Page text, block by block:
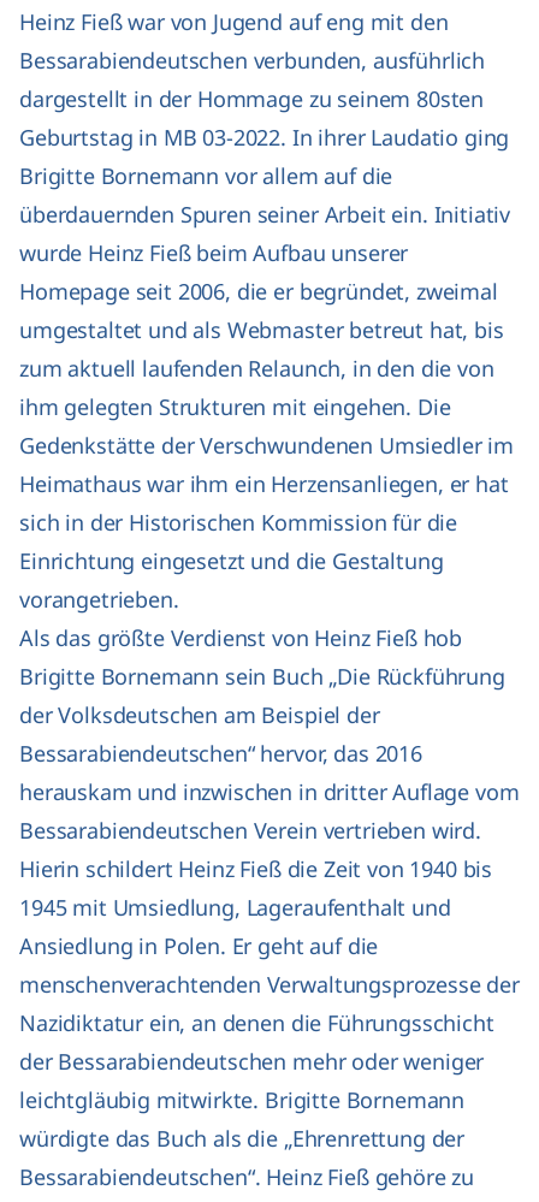
Heinz Fieß war von Jugend auf eng mit den
Bessarabiendeutschen verbunden, ausführlich
dargestellt in der Hommage zu seinem 80sten
Geburtstag in MB 03-2022. In ihrer Laudatio ging
Brigitte Bornemann vor allem auf die
überdauernden Spuren seiner Arbeit ein. Initiativ
wurde Heinz Fieß beim Aufbau unserer
Homepage seit 2006, die er begründet, zweimal
umgestaltet und als Webmaster betreut hat, bis
zum aktuell laufenden Relaunch, in den die von
ihm gelegten Strukturen mit eingehen. Die
Gedenkstätte der Verschwundenen Umsiedler im
Heimathaus war ihm ein Herzensanliegen, er hat
sich in der Historischen Kommission für die
Einrichtung eingesetzt und die Gestaltung
vorangetrieben.
Als das größte Verdienst von Heinz Fieß hob
Brigitte Bornemann sein Buch „Die Rückführung
der Volksdeutschen am Beispiel der
Bessarabiendeutschen“ hervor, das 2016
herauskam und inzwischen in dritter Auflage vom
Bessarabiendeutschen Verein vertrieben wird.
Hierin schildert Heinz Fieß die Zeit von 1940 bis
1945 mit Umsiedlung, Lageraufenthalt und
Ansiedlung in Polen. Er geht auf die
menschenverachtenden Verwaltungsprozesse der
Nazidiktatur ein, an denen die Führungsschicht
der Bessarabiendeutschen mehr oder weniger
leichtgläubig mitwirkte. Brigitte Bornemann
würdigte das Buch als die „Ehrenrettung der
Bessarabiendeutschen“. Heinz Fieß gehöre zu